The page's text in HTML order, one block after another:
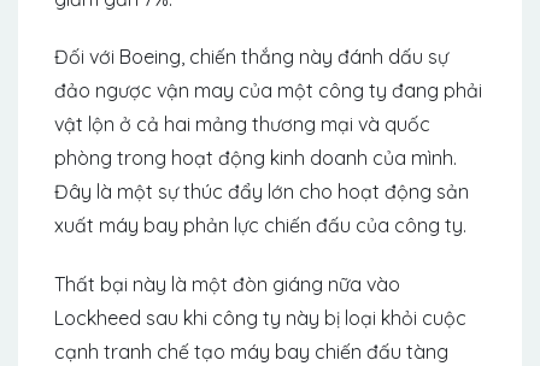
Đối với Boeing, chiến thắng này đánh dấu sự
đảo ngược vận may của một công ty đang phải
vật lộn ở cả hai mảng thương mại và quốc
phòng trong hoạt động kinh doanh của mình.
Đây là một sự thúc đẩy lớn cho hoạt động sản
xuất máy bay phản lực chiến đấu của công ty.
Thất bại này là một đòn giáng nữa vào
Lockheed sau khi công ty này bị loại khỏi cuộc
cạnh tranh chế tạo máy bay chiến đấu tàng